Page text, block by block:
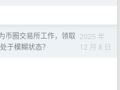
币圈交易所工作，领取
于模糊状态？
2025 年
12 月 8 日